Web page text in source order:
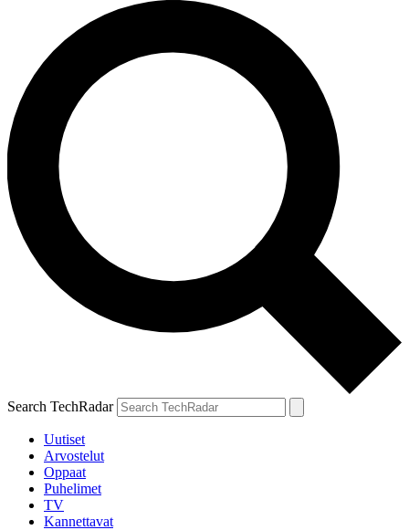
Search TechRadar
Uutiset
Arvostelut
Oppaat
Puhelimet
TV
Kannettavat